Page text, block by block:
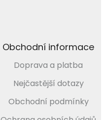
Obchodní informace
Doprava a platba
Nejčastější dotazy
Obchodní podmínky